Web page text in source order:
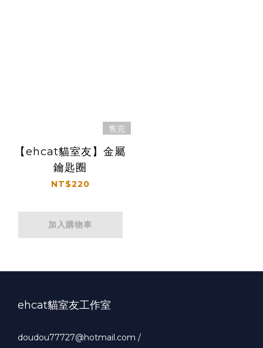
售完
【ehcat貓室友】金屬
鑰匙圈
NT$220
加入購物車
ehcat貓室友工作室
doudou77727@hotmail.com /